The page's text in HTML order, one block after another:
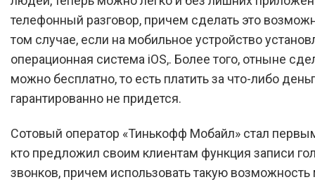
телефонный разговор, причем сделать это
том случае, если на мобильное устройство
операционная система iOS,. Более того, отныне
можно бесплатно, то есть платить за что-либо
гарантированно не придется.
Сотовый оператор «Тинькофф Мобайл» стал
кто предложил своим клиентам функция записи
звонков, причем использовать такую